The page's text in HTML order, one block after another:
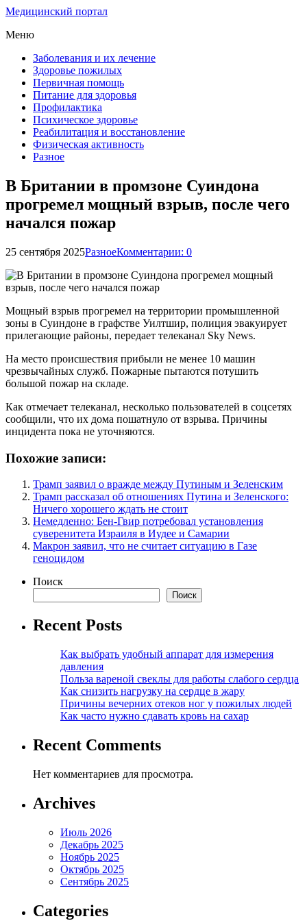
Медицинский портал
Меню
Заболевания и их лечение
Здоровье пожилых
Первичная помощь
Питание для здоровья
Профилактика
Психическое здоровье
Реабилитация и восстановление
Физическая активность
Разное
В Британии в промзоне Суиндона
прогремел мощный взрыв, после чего
начался пожар
25 сентября 2025РазноеКомментарии: 0
Мощный взрыв прогремел на территории промышленной
зоны в Суиндоне в графстве Уилтшир, полиция эвакуирует
прилегающие районы, передает телеканал Sky News.
На место происшествия прибыли не менее 10 машин
чрезвычайных служб. Пожарные пытаются потушить
большой пожар на складе.
Как отмечает телеканал, несколько пользователей в соцсетях
сообщили, что их дома пошатнуло от взрыва. Причины
инцидента пока не уточняются.
Похожие записи:
Трамп заявил о вражде между Путиным и Зеленским
Трамп рассказал об отношениях Путина и Зеленского:
Ничего хорошего ждать не стоит
Немедленно: Бен-Гвир потребовал установления
суверенитета Израиля в Иудее и Самарии
Макрон заявил, что не считает ситуацию в Газе
геноцидом
Поиск
Поиск
Recent Posts
Как выбрать удобный аппарат для измерения
давления
Польза вареной свеклы для работы слабого сердца
Как снизить нагрузку на сердце в жару
Причины вечерних отеков ног у пожилых людей
Как часто нужно сдавать кровь на сахар
Recent Comments
Нет комментариев для просмотра.
Archives
Июль 2026
Декабрь 2025
Ноябрь 2025
Октябрь 2025
Сентябрь 2025
Categories